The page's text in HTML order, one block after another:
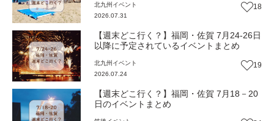
北九州 イベント
2026.07.31
18
【週末どこ行く？】福岡・佐賀 7月24-26日
以降に予定されているイベントまとめ
北九州 イベント
2026.07.24
19
【週末どこ行く？】福岡・佐賀 7月18－20
日のイベントまとめ